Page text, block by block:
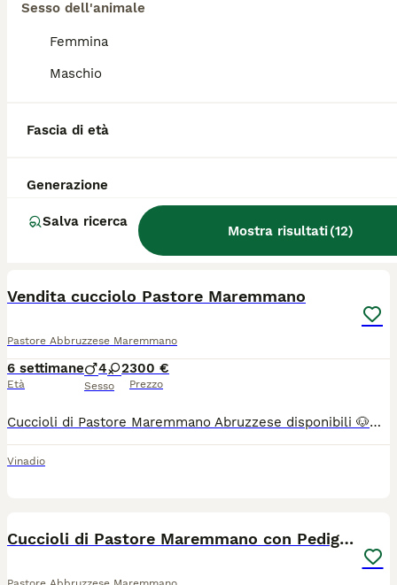
Sesso dell'animale
Femmina
Maschio
Fascia di età
Generazione
Salva ricerca
Mostra risultati(12)
9 anni 1 100 €
Castiglione della Pescaia
10
Vendita cucciolo Pastore Maremmano
Pastore Abbruzzese Maremmano
6 settimane
Età
4 2
Sesso
300 €
Prezzo
Cuccioli di Pastore Maremmano Abruzzese disponibili 🐶🤍 nati il 28 giugno. Sono cuccioli sani, cresciuti con la mamma in un ambiente tranquillo, per chi cerca un cane fedele, equilibrato e protettivo. ✔️ Razza: Pastore Maremmano Abruzzese ✔️ Nati il: 28 giugno ✔️ Cuccioli disponibili: 6 (4 maschi e 2 femmine) ✔️ Colore: bianco ✔️ Saranno ceduti dopo lo svezzamento, con vaccino e sverminati entro fine agosto/inizio settembre ✔️ Luogo : Cuneo ✔️Prezzo : 300€ Per informazioni, foto aggiuntive o per prenotare un cucciolo, contattatemi in privato al numero 338 887 5328
Vinadio
Cuccioli di Pastore Maremmano con Pedigree